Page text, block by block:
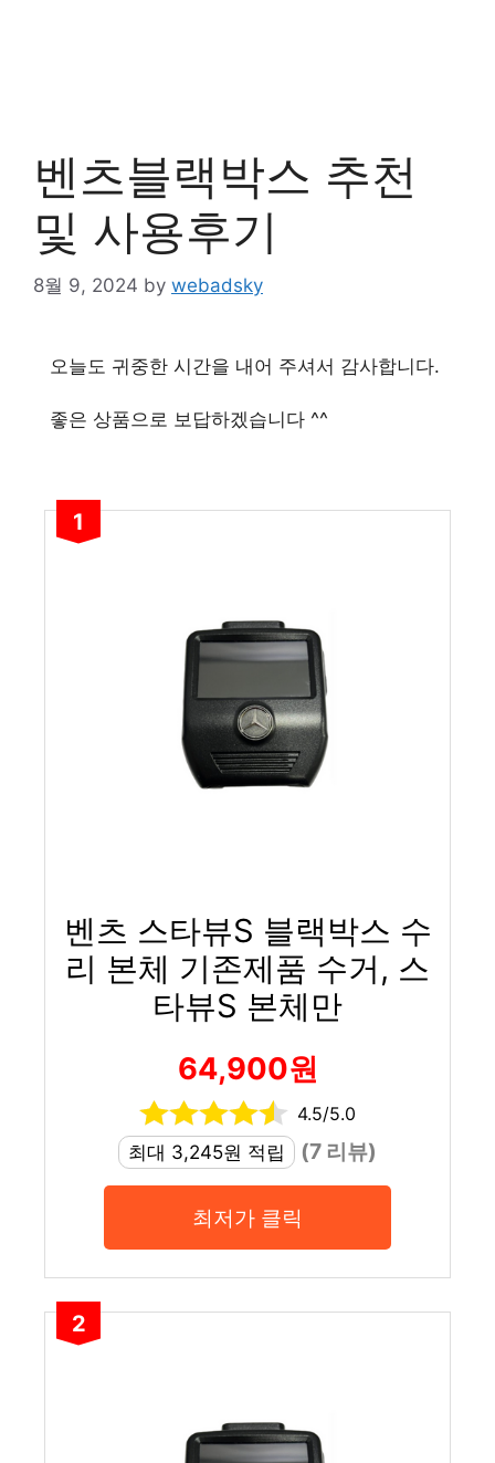
벤츠블랙박스 추천
및 사용후기
8월 9, 2024 by webadsky
오늘도 귀중한 시간을 내어 주셔서 감사합니다.
좋은 상품으로 보답하겠습니다 ^^
1
벤츠 스타뷰S 블랙박스 수
리 본체 기존제품 수거, 스
타뷰S 본체만
64,900원
4.5/5.0
최대 3,245원 적립
(7 리뷰)
최저가 클릭
2